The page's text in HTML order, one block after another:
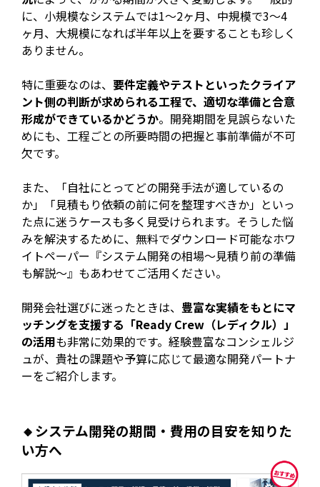
に、小規模なシステムでは1〜2ヶ月、中規模で3〜4
ヶ月、大規模になれば半年以上を要することも珍しく
ありません。
特に重要なのは、 要件定義やテストといったクライア
ント側の判断が求められる工程で、適切な準備と合意
形成ができているかどうか。開発期間を見誤らないた
めにも、工程ごとの所要時間の把握と事前準備が不可
欠です。
また、「自社にとってどの開発手法が適しているの
か」「見積もり依頼の前に何を整理すべきか」といっ
た点に迷うケースも多く見受けられます。そうした悩
みを解決するために、無料でダウンロード可能なホワ
イトペーパー『システム開発の相場～見積り前の準備
も解説～』もあわせてご活用ください。
開発会社選びに迷ったときは、 豊富な実績をもとにマ
ッチングを支援する「Ready Crew（レディクル）」
の活用も非常に効果的です。経験豊富なコンシェルジ
ュが、貴社の課題や予算に応じて最適な開発パートナ
ーをご紹介します。
🔸システム開発の期間・費用の目安を知りた
い方へ